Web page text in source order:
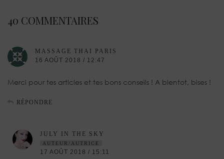
40 COMMENTAIRES
MASSAGE THAI PARIS
16 AOÛT 2018 / 12:47
Merci pour tes articles et tes bons conseils ! A bientot, bises !
RÉPONDRE
JULY IN THE SKY
AUTEUR/AUTRICE
17 AOÛT 2018 / 15:11